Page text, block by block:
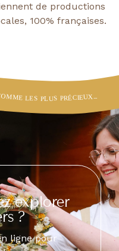
de productions
100% françaises.
explorer
?
ligne pour